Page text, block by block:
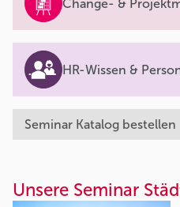
Change- &
HR-Wissen &
Seminar Katalog bestellen
Unsere Seminar